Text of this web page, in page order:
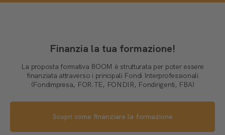
Finanzia la tua formazione!
La proposta formativa BOOM è strutturata per poter essere
finanziata attraverso i principali Fondi Interprofessionali
(Fondimpresa, FOR.TE, FONDIR, Fondirigenti, FBA)
Scopri come finanziare la formazione